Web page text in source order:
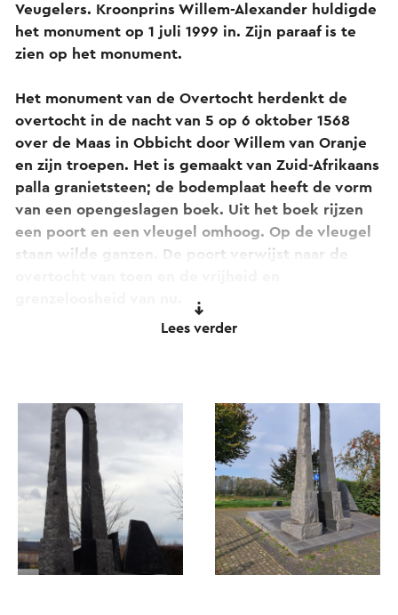
Veugelers. Kroonprins Willem-Alexander huldigde
het monument op 1 juli 1999 in. Zijn paraaf is te
zien op het monument.
Het monument van de Overtocht herdenkt de
overtocht in de nacht van 5 op 6 oktober 1568
over de Maas in Obbicht door Willem van Oranje
en zijn troepen. Het is gemaakt van Zuid-Afrikaans
palla granietsteen; de bodemplaat heeft de vorm
van een opengeslagen boek. Uit het boek rijzen
een poort en een vleugel omhoog. Op de vleugel
staan wilde ganzen. De poort verwijst naar de
Rijk ten tijde van Filips II, landsheer van de
Spaanse Nederlanden. Zijn leger telde 14.000
voetknechten en 7.000 ruiters die vanuit
Duitsland waren vertrokken. Aan de overzijde van
de Maas kwam Willem met zijn leger in Stokkem
terecht. Hij was niet welkom in het kasteel. De
kasteelheer van Nieuwenborgh en de bevolking
waren aangemaand door een vertegenwoordiger
Lees verder